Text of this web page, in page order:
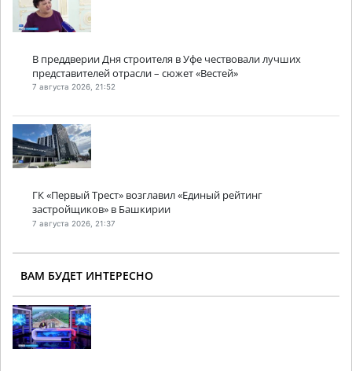
В преддверии Дня строителя в Уфе чествовали лучших
представителей отрасли – сюжет «Вестей»
7 августа 2026, 21:52
ГК «Первый Трест» возглавил «Единый рейтинг
застройщиков» в Башкирии
7 августа 2026, 21:37
ВАМ БУДЕТ ИНТЕРЕСНО